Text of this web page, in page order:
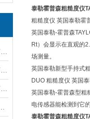
泰勒霍普森粗糙度仪
粗糙度仪 英国泰勒霍
英国泰勒-霍普森
Rt）会显示在直观的
场测量。
英国泰勒新型手持式
DUO 粗糙度仪 英国
英国泰勒-霍普森型粗
电传感器能检测到它
泰勒霍普森粗糙度仪